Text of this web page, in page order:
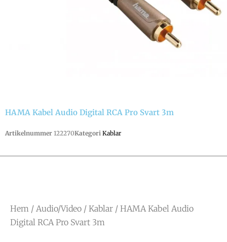
HAMA Kabel Audio Digital RCA Pro Svart 3m
Artikelnummer 122270Kategori Kablar
Hem / Audio/Video / Kablar / HAMA Kabel Audio
Digital RCA Pro Svart 3m